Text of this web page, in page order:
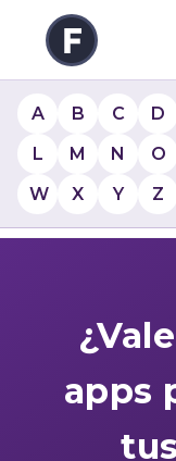
A B C D
L
M N O
W
X Y Z
apps